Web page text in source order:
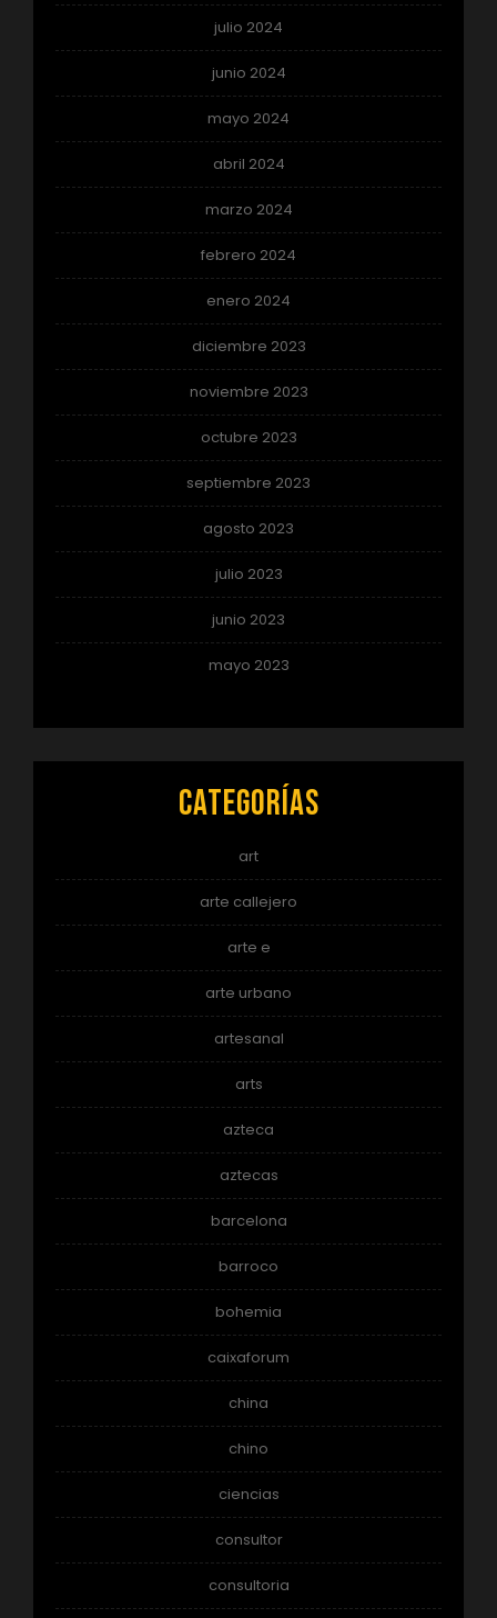
julio 2024
junio 2024
mayo 2024
abril 2024
marzo 2024
febrero 2024
enero 2024
diciembre 2023
noviembre 2023
octubre 2023
septiembre 2023
agosto 2023
julio 2023
junio 2023
mayo 2023
Categorías
art
arte callejero
arte e
arte urbano
artesanal
arts
azteca
aztecas
barcelona
barroco
bohemia
caixaforum
china
chino
ciencias
consultor
consultoria